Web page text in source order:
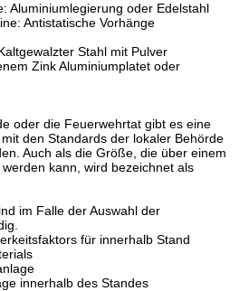
Aluminiumlegierung oder Edelstahl
Antistatische Vorhänge
Stahl mit Pulver
Zink Aluminiumplatet oder
oder die Feuerwehrtat gibt es eine
den Standards der lokaler Behörde
Auch als die Größe, die über einem
kann, wird bezeichnet als
im Falle der Auswahl der
für innerhalb Stand
innerhalb des Standes